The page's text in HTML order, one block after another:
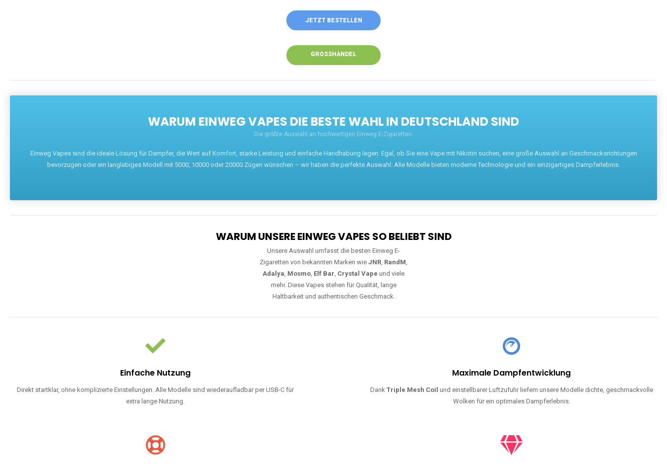
JETZT BESTELLEN
GROSSHANDEL
WARUM EINWEG VAPES DIE BESTE WAHL IN DEUTSCHLAND SIND
Die größte Auswahl an hochwertigen Einweg E-Zigaretten.
Einweg Vapes sind die ideale Lösung für Dampfer, die Wert auf Komfort, starke Leistung und einfache Handhabung legen. Egal, ob Sie eine Vape mit Nikotin suchen, eine große Auswahl an Geschmacksrichtungen
bevorzugen oder ein langlebiges Modell mit 5000, 10000 oder 20000 Zügen wünschen – wir haben die perfekte Auswahl. Alle Modelle bieten moderne Technologie und ein einzigartiges Dampferlebnis.
WARUM UNSERE EINWEG VAPES SO BELIEBT SIND
Unsere Auswahl umfasst die besten Einweg E-
Zigaretten von bekannten Marken wie JNR, RandM,
Adalya, Mosmo, Elf Bar, Crystal Vape und viele
mehr. Diese Vapes stehen für Qualität, lange
Haltbarkeit und authentischen Geschmack.
Einfache Nutzung
Direkt startklar, ohne komplizierte Einstellungen. Alle Modelle sind wiederaufladbar per USB-C für
extra lange Nutzung.
Maximale Dampfentwicklung
Dank Triple Mesh Coil und einstellbarer Luftzufuhr liefern unsere Modelle dichte, geschmackvolle
Wolken für ein optimales Dampferlebnis.